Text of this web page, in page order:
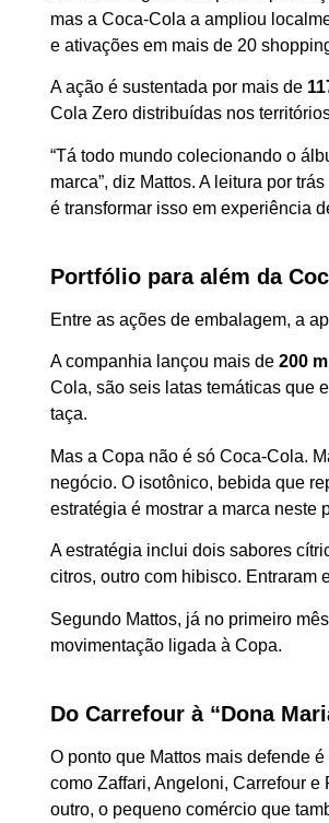
mas a Coca-Cola a ampliou
e ativações em mais de 20
A ação é sustentada por mais de
Cola Zero distribuídas nos
“Tá todo mundo colecionando o
marca”, diz Mattos. A leitura por
é transformar isso em experiência
Portfólio para além da
Entre as ações de embalagem, a
A companhia lançou mais de 200
Cola, são seis latas temáticas que
taça.
Mas a Copa não é só Coca-Cola.
negócio. O isotônico, bebida que
estratégia é mostrar a marca neste
A estratégia inclui dois sabores
citros, outro com hibisco. Entraram
Segundo Mattos, já no primeiro
movimentação ligada à Copa.
Do Carrefour à “Dona
O ponto que Mattos mais defende
como Zaffari, Angeloni, Carrefour
outro, o pequeno comércio que